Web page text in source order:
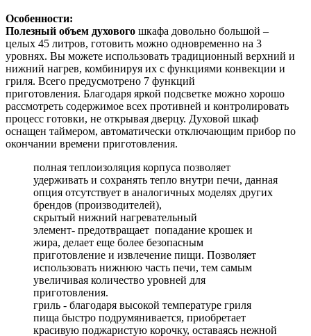
Особенности:
Полезный объем духового шкафа довольно большой –
целых 45 литров, готовить можно одновременно на 3
уровнях. Вы можете использовать традиционный верхний и
нижний нагрев, комбинируя их с функциями конвекции и
гриля. Всего предусмотрено 7 функций
приготовления. Благодаря яркой подсветке можно хорошо
рассмотреть содержимое всех противней и контролировать
процесс готовки, не открывая дверцу. Духовой шкаф
оснащен таймером, автоматически отключающим прибор по
окончании времени приготовления.
полная теплоизоляция корпуса позволяет
удерживать и сохранять тепло внутри печи, данная
опция отсутствует в аналогичных моделях других
брендов (производителей),
скрытый нижний нагревательный
элемент- предотвращает попадание крошек и
жира, делает еще более безопасным
приготовление и извлечение пищи. Позволяет
использовать нижнюю часть печи, тем самым
увеличивая количество уровней для
приготовления.
гриль - благодаря высокой температуре гриля
пища быстро подрумянивается, приобретает
красивую поджаристую корочку, оставаясь нежной